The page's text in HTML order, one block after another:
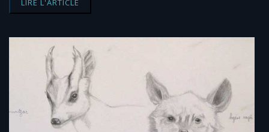
LIRE L'ARTICLE